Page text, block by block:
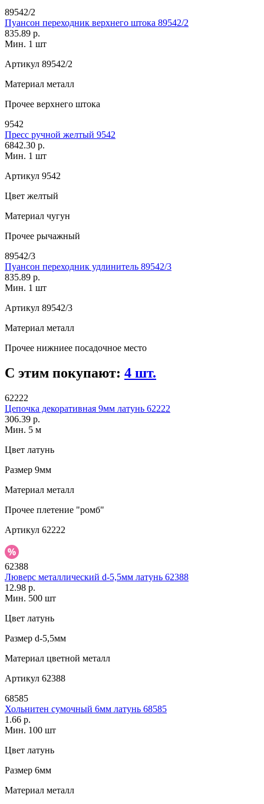
89542/2
Пуансон переходник верхнего штока 89542/2
835.89 р.
Мин. 1 шт
Артикул 89542/2
Материал металл
Прочее верхнего штока
9542
Пресс ручной желтый 9542
6842.30 р.
Мин. 1 шт
Артикул 9542
Цвет желтый
Материал чугун
Прочее рычажный
89542/3
Пуансон переходник удлинитель 89542/3
835.89 р.
Мин. 1 шт
Артикул 89542/3
Материал металл
Прочее нижниее посадочное место
С этим покупают: 4 шт.
62222
Цепочка декоративная 9мм латунь 62222
306.39 р.
Мин. 5 м
Цвет латунь
Размер 9мм
Материал металл
Прочее плетение "ромб"
Артикул 62222
62388
Люверс металлический d-5,5мм латунь 62388
12.98 р.
Мин. 500 шт
Цвет латунь
Размер d-5,5мм
Материал цветной металл
Артикул 62388
68585
Хольнитен сумочный 6мм латунь 68585
1.66 р.
Мин. 100 шт
Цвет латунь
Размер 6мм
Материал металл